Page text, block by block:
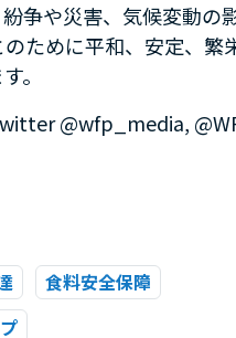
争や災害、気候変動の
ために平和、安定、繁
。
@wfp_media,
食料安全保障